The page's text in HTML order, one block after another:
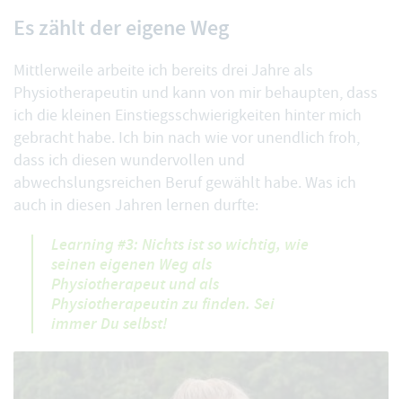
Es zählt der eigene Weg
Mittlerweile arbeite ich bereits drei Jahre als
Physiotherapeutin und kann von mir behaupten, dass
ich die kleinen Einstiegsschwierigkeiten hinter mich
gebracht habe. Ich bin nach wie vor unendlich froh,
dass ich diesen wundervollen und
abwechslungsreichen Beruf gewählt habe. Was ich
auch in diesen Jahren lernen durfte:
Learning #3: Nichts ist so wichtig, wie
seinen eigenen Weg als
Physiotherapeut und als
Physiotherapeutin zu finden. Sei
immer Du selbst!